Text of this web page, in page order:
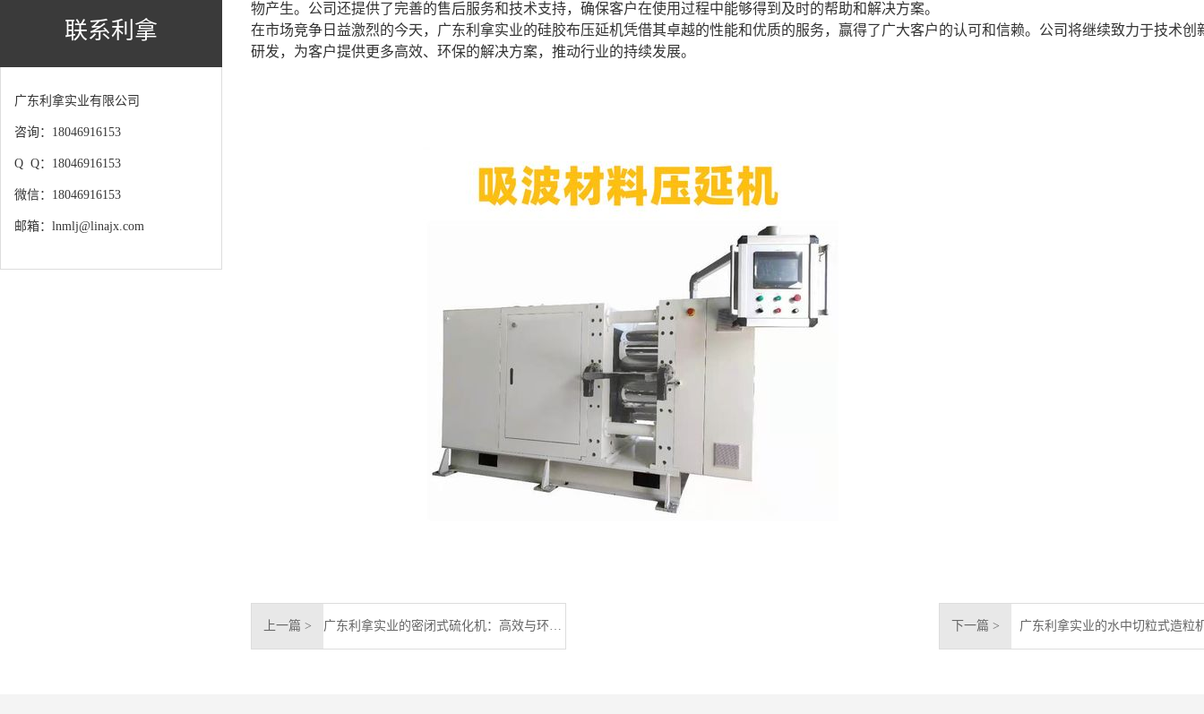
联系利拿
广东利拿实业有限公司
咨询：18046916153
Q Q：18046916153
微信：18046916153
邮箱：lnmlj@linajx.com
物产生。公司还提供了完善的售后服务和技术支持，确保客户在使用过程中能够得到及时的帮助和解决方案。
在市场竞争日益激烈的今天，广东利拿实业的硅胶布压延机凭借其卓越的性能和优质的服务，赢得了广大客户的认可和信赖。公司将继续致力于技术创
研发，为客户提供更多高效、环保的解决方案，推动行业的持续发展。
上一篇 > 广东利拿实业的密闭式硫化机：高效与环保的完美结合 下一篇 > 广东利拿实业的水中切粒式造粒